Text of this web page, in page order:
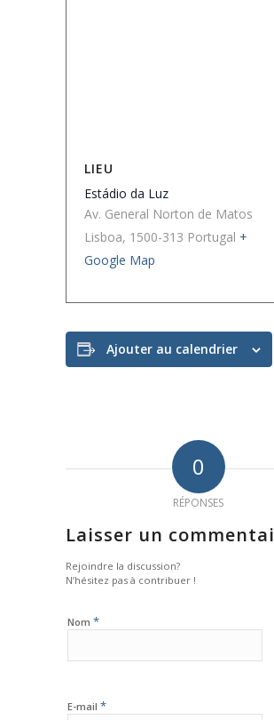
LIEU
Estádio da Luz
Av. General Norton de Matos
Lisboa, 1500-313 Portugal +
Google Map
Ajouter au calendrier
0
RÉPONSES
Laisser un
Rejoindre la discussion?
N’hésitez pas à contribuer !
Nom *
E-mail *